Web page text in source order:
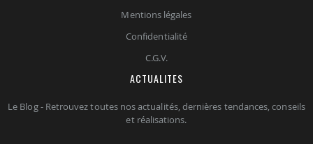
Mentions légales
Confidentialité
C.G.V.
ACTUALITES
Le Blog - Retrouvez toutes nos actualités, dernières tendances, conseils
et réalisations.